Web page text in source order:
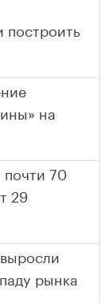
на
70
29
рынка